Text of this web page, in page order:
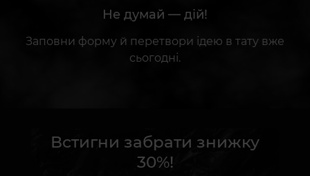
Не думай — дій!
Заповни форму й перетвори ідею в тату вже
сьогодні.
Встигни забрати знижку
30%!